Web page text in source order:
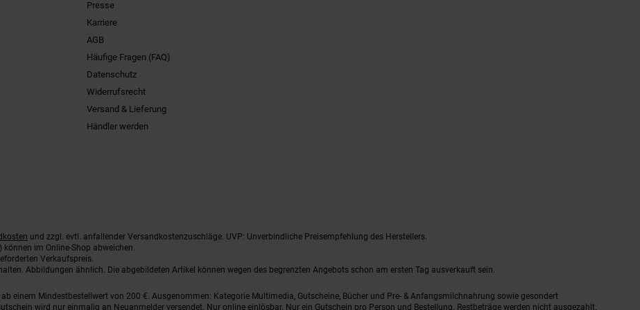
Presse
Karriere
AGB
Häufige Fragen (FAQ)
Datenschutz
Widerrufsrecht
Versand & Lieferung
Händler werden
und zzgl. evtl. anfallender Versandkostenzuschläge. UVP: Unverbindliche Preisempfehlung des Herstellers.
im Online-Shop abweichen.
Verkaufspreis.
Abbildungen ähnlich. Die abgebildeten Artikel können wegen des begrenzten Angebots schon am ersten Tag ausverkauft sein.
einem Mindestbestellwert von 200 €. Ausgenommen: Kategorie Multimedia, Gutscheine, Bücher und Pre- & Anfangsmilchnahrung sowie gesondert
wird nur einmalig an Neuanmelder versendet. Nur online einlösbar. Nur ein Gutschein pro Person und Bestellung. Restbeträge werden nicht ausgezahlt.